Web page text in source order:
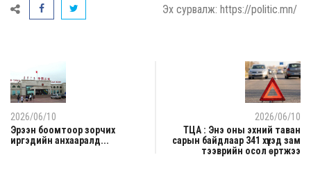
Эх сурвалж: https://politic.mn/
2026/06/10
Эрээн боомтоор зорчих
иргэдийн анхааралд...
2026/06/10
ТЦА : Энэ оны эхний таван
сарын байдлаар 341 хүүхэд зам
тээврийн осол өртжээ